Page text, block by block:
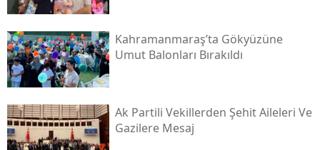
Kahramanmaraş’ta Gökyüzüne
Umut Balonları Bırakıldı
Ak Partili Vekillerden Şehit Aileleri Ve
Gazilere Mesaj